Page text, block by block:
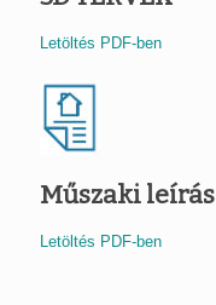
Letöltés PDF-ben
Műszaki leírás
Letöltés PDF-ben